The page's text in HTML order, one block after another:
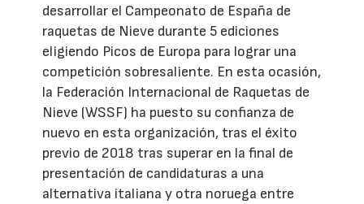
desarrollar el Campeonato de España de
raquetas de Nieve durante 5 ediciones
eligiendo Picos de Europa para lograr una
competición sobresaliente. En esta ocasión,
la Federación Internacional de Raquetas de
Nieve (WSSF) ha puesto su confianza de
nuevo en esta organización, tras el éxito
previo de 2018 tras superar en la final de
presentación de candidaturas a una
alternativa italiana y otra noruega entre